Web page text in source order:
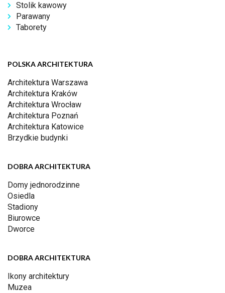
Stolik kawowy
Parawany
Taborety
POLSKA ARCHITEKTURA
Architektura Warszawa
Architektura Kraków
Architektura Wrocław
Architektura Poznań
Architektura Katowice
Brzydkie budynki
DOBRA ARCHITEKTURA
Domy jednorodzinne
Osiedla
Stadiony
Biurowce
Dworce
DOBRA ARCHITEKTURA
Ikony architektury
Muzea